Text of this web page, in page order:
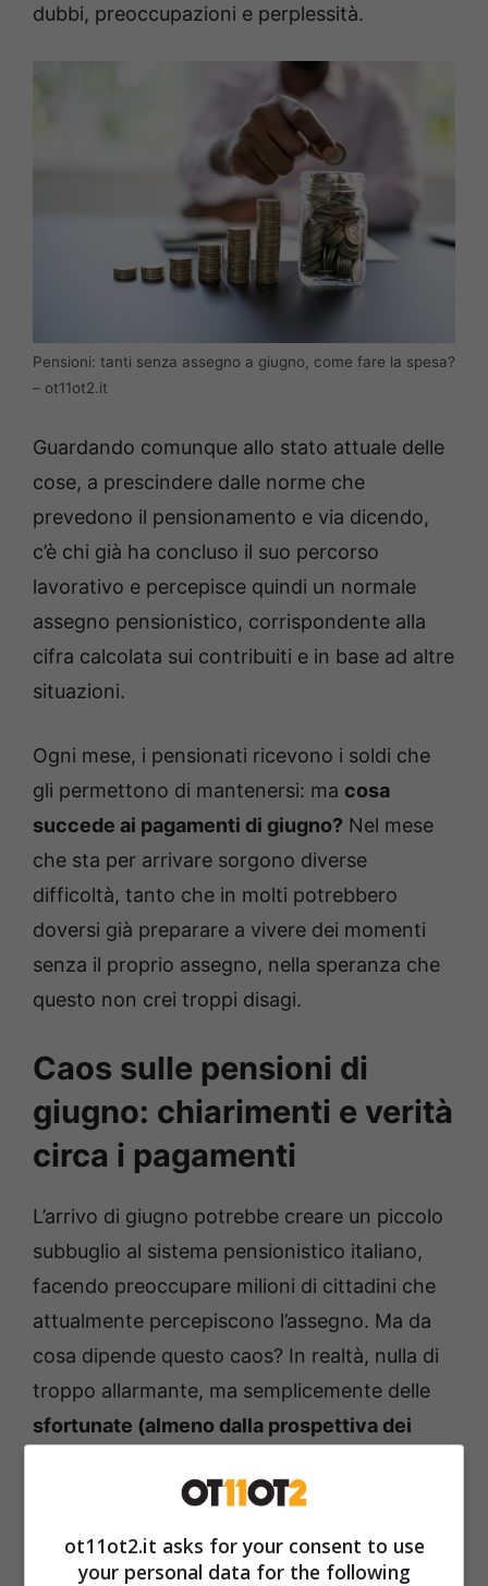
dubbi, preoccupazioni e perplessità.
Pensioni: tanti senza assegno a giugno, come fare la spesa?
– ot11ot2.it
Guardando comunque allo stato attuale delle
cose, a prescindere dalle norme che
prevedono il pensionamento e via dicendo,
c’è chi già ha concluso il suo percorso
lavorativo e percepisce quindi un normale
assegno pensionistico, corrispondente alla
cifra calcolata sui contribuiti e in base ad altre
situazioni.
Ogni mese, i pensionati ricevono i soldi che
gli permettono di mantenersi: ma cosa
succede ai pagamenti di giugno? Nel mese
che sta per arrivare sorgono diverse
difficoltà, tanto che in molti potrebbero
doversi già preparare a vivere dei momenti
senza il proprio assegno, nella speranza che
questo non crei troppi disagi.
Caos sulle pensioni di
giugno: chiarimenti e verità
circa i pagamenti
L’arrivo di giugno potrebbe creare un piccolo
subbuglio al sistema pensionistico italiano,
facendo preoccupare milioni di cittadini che
attualmente percepiscono l’assegno. Ma da
cosa dipende questo caos? In realtà, nulla di
troppo allarmante, ma semplicemente delle
sfortunate (almeno dalla prospettiva dei
ot11ot2.it asks for your consent to use
your personal data for the following